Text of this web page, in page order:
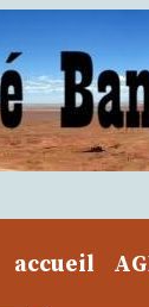
accueil